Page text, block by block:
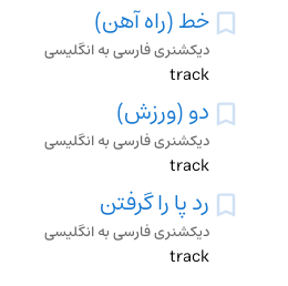
خط (راه آهن)
دیکشنری فارسی به انگلیسی
track
دو (ورزش)
دیکشنری فارسی به انگلیسی
track
رد پا را گرفتن
دیکشنری فارسی به انگلیسی
track